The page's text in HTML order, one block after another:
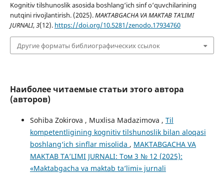
Kognitiv tilshunoslik asosida boshlang‘ich sinf o‘quvchilarining
nutqini rivojlantirish. (2025).MAKTABGACHA VA MAKTAB TA’LIMI
JURNALI,3(12). https://doi.org/10.5281/zenodo.17934760
Другие форматы библиографических ссылок
Наиболее читаемые статьи этого автора
(авторов)
Sohiba Zokirova , Muxlisa Madazimova , Til
kompetentligining kognitiv tilshunoslik bilan aloqasi
boshlang‘ich sinflar misolida , MAKTABGACHA VA
MAKTAB TA’LIMI JURNALI: Том 3 № 12 (2025):
«Maktabgacha va maktab ta’limi» jurnali